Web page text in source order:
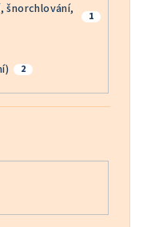
šnorchlování,
1
2